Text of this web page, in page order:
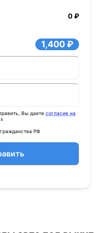
0 ₽
1,400 ₽
Вы даете согласие на
РФ